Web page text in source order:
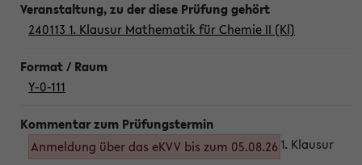
240113 1. Klausur Mathematik für Chemie II (Kl)
Y-0-111
Anmeldung über das eKVV bis zum 05.08.26 1. Klausur